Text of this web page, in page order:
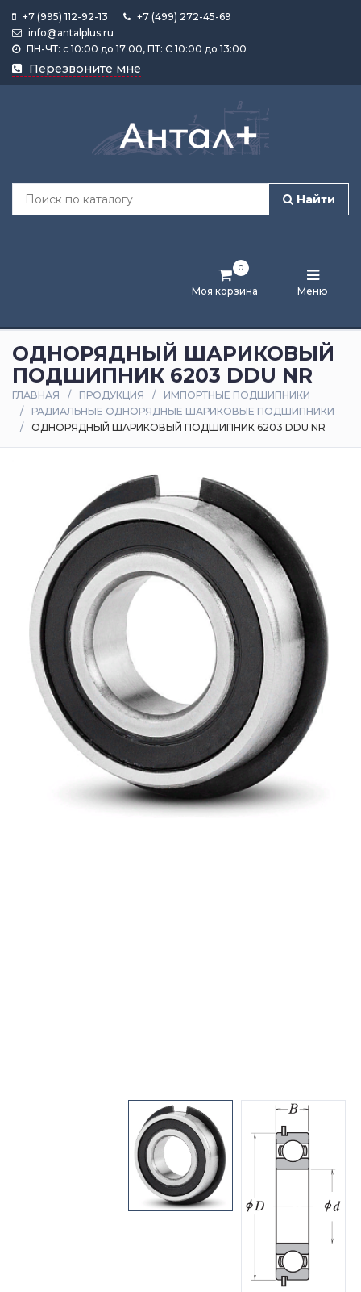
+7 (995) 112-92-13
+7 (499) 272-45-69
info@antalplus.ru
ПН-ЧТ: с 10:00 до 17:00, ПТ: С 10:00 до 13:00
Перезвоните мне
Найти
Моя корзина
0
Меню
Каталог
продукции
Лента
и
статьи
Оплата
доставка
ОДНОРЯДНЫЙ ШАРИКОВЫЙ
ПОДШИПНИК 6203 DDU NR
ГЛАВНАЯ ПРОДУКЦИЯ
ИМПОРТНЫЕ ПОДШИПНИКИ
РАДИАЛЬНЫЕ ОДНОРЯДНЫЕ ШАРИКОВЫЕ ПОДШИПНИКИ
ОДНОРЯДНЫЙ ШАРИКОВЫЙ ПОДШИПНИК 6203 DDU NR